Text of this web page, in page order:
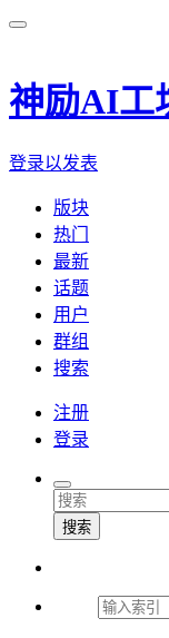
神励AI工
登录以发表
版块
热门
最新
话题
用户
群组
搜索
注册
登录
搜索